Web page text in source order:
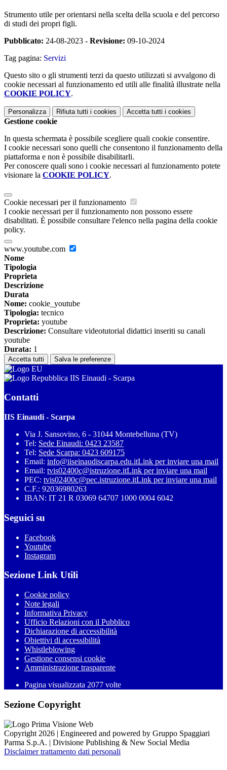
Strumento utile per orientarsi nella scelta della scuola e del percorso
di studi dei propri figli.
Pubblicato: 24-08-2023 - Revisione: 09-10-2024
Tag pagina: Servizi
Questo sito o gli strumenti terzi da questo utilizzati si avvalgono di
cookie necessari al funzionamento ed utili alle finalità illustrate nella
COOKIE POLICY.
Personalizza Rifiuta tutti i cookies Accetta tutti i cookies
Gestione cookie
In questa schermata è possibile scegliere quali cookie consentire.
I cookie necessari sono quelli che consentono il funzionamento della
piattaforma e non è possibile disabilitarli.
Per conoscere quali sono i cookie necessari al funzionamento potete
visionare la COOKIE POLICY.
Cookie necessari per il funzionamento
I cookie necessari per il funzionamento non possono essere
disabilitati. È possibile consultare l'elenco nella pagina della cookie
policy.
www.youtube.com
Nome
Tipologia
Proprieta
Descrizione
Durata
Nome: cookie_youtube
Tipologia: tecnico
Proprieta: youtube
Descrizione: Consultare videotutorial didattici inseriti su canali
youtube
Durata: 1
Accetta tutti Salva le preferenze
IIS Einaudi - Scarpa
Contatti
IIS Einaudi - Scarpa
Via J. Sansovino, 6 - 31044 Montebelluna (TV)
Tel: Sede Einaudi: 0423 23587
Tel: Sede Scarpa: 0423 609175
Email: info@iiseinaudiscarpa.edu.itLink per inviare una mail
Email: tvis02400c@istruzione.itLink per inviare una mail
PEC: tvis02400c@pec.istruzione.itLink per inviare una mail
C.F.: 92036980263
IBAN: IT 21 R 03069 64707 1000 0004 6042
Seguici su
Facebook
Youtube
Instagram
Sezione Link Utili
Cookie policy
Note legali
Informativa Privacy
Ufficio Relazioni con il Pubblico
Dichiarazione di accessibilità
Obiettivi di accessibilità
Whistleblowing
Gestione consensi cookie
Amministrazione trasparente
Pagina visualizzata 2077 volte
Sezione Copyright
Copyright 2026 | Engineered and powered by Gruppo Spaggiari
Parma S.p.A. | Divisione Publishing & New Social Media
Disclaimer trattamento dati personali